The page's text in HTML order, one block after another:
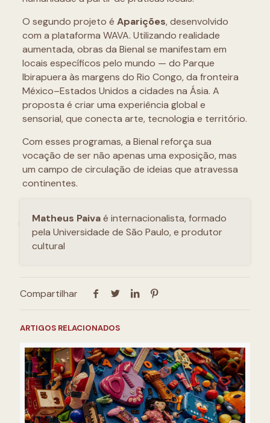
O segundo projeto é Aparições, desenvolvido
com a plataforma WAVA. Utilizando realidade
aumentada, obras da Bienal se manifestam em
locais específicos pelo mundo — do Parque
Ibirapuera às margens do Rio Congo, da fronteira
México–Estados Unidos a cidades na Ásia. A
proposta é criar uma experiência global e
sensorial, que conecta arte, tecnologia e território.
Com esses programas, a Bienal reforça sua
vocação de ser não apenas uma exposição, mas
um campo de circulação de ideias que atravessa
continentes.
Matheus Paivaé internacionalista, formado
pela Universidade de São Paulo, e produtor
cultural
Compartilhar
ARTIGOS RELACIONADOS